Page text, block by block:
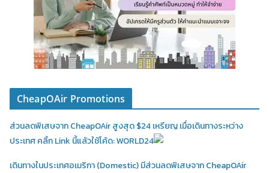
CheapOAir Promotions
ส่วนลดพิเสษจาก CheapOAir สูงสุด $24 เหรียญ เมื่อเดินทางระหว่าง
ประเทศ คลิ้ก Link นี้แล้วใช้โค้ด: WORLD24
เดินทางในประเทศอเมริกา (Domestic)มีส่วนลดพิเสษจาก CheapOAir